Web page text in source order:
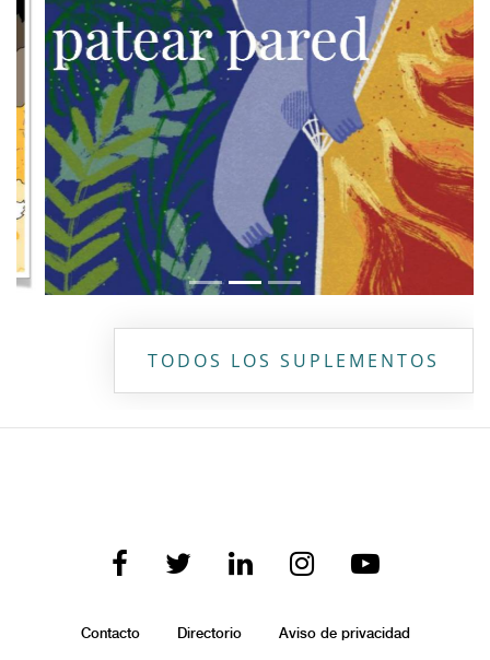
TODOS LOS SUPLEMENTOS
Contacto Directorio Aviso de privacidad